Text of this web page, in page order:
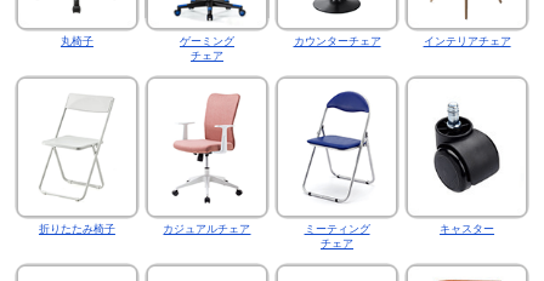
丸椅子
ゲーミング
チェア
カウンターチェア インテリアチェア
折りたたみ椅子 カジュアルチェア
ミーティング
チェア
キャスター